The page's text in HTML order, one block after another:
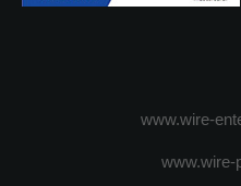
www.wire-
www.wire-